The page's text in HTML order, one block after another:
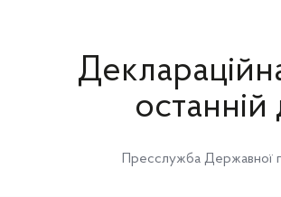
Пресслужба Державної